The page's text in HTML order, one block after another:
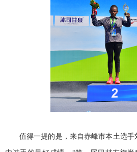
值得一提的是，来自赤峰市本土选